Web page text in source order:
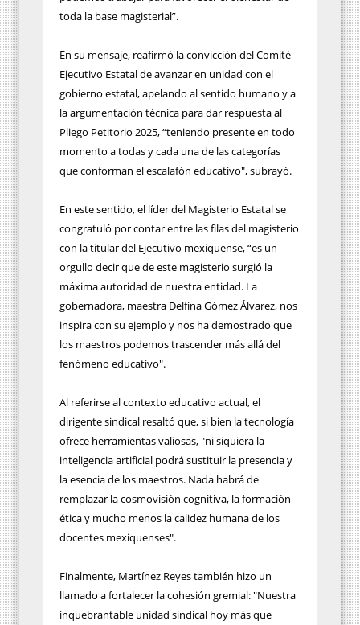
toda la base magisterial”.
En su mensaje, reafirmó la convicción del Comité
Ejecutivo Estatal de avanzar en unidad con el
gobierno estatal, apelando al sentido humano y a
la argumentación técnica para dar respuesta al
Pliego Petitorio 2025, “teniendo presente en todo
momento a todas y cada una de las categorías
que conforman el escalafón educativo", subrayó.
En este sentido, el líder del Magisterio Estatal se
congratuló por contar entre las filas del magisterio
con la titular del Ejecutivo mexiquense, “es un
orgullo decir que de este magisterio surgió la
máxima autoridad de nuestra entidad. La
gobernadora, maestra Delfina Gómez Álvarez, nos
inspira con su ejemplo y nos ha demostrado que
los maestros podemos trascender más allá del
fenómeno educativo".
Al referirse al contexto educativo actual, el
dirigente sindical resaltó que, si bien la tecnología
ofrece herramientas valiosas, "ni siquiera la
inteligencia artificial podrá sustituir la presencia y
la esencia de los maestros. Nada habrá de
remplazar la cosmovisión cognitiva, la formación
ética y mucho menos la calidez humana de los
docentes mexiquenses".
Finalmente, Martínez Reyes también hizo un
llamado a fortalecer la cohesión gremial: "Nuestra
inquebrantable unidad sindical hoy más que